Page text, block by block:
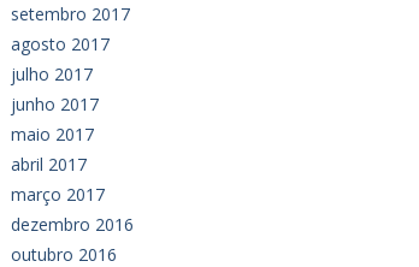
setembro 2017
agosto 2017
julho 2017
junho 2017
maio 2017
abril 2017
março 2017
dezembro 2016
outubro 2016